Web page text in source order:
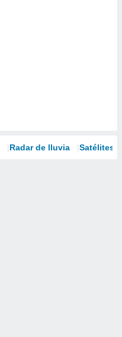
Radar de lluvia Satélites